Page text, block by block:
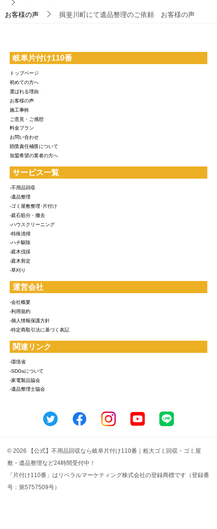
お客様の声 揖斐川町にて遺品整理のご依頼 お客様の声
岐阜片付け110番
トップページ
初めての方へ
選ばれる理由
お客様の声
施工事例
ご意見・ご感想
料金プラン
お問い合わせ
賠償責任補償について
加盟希望の業者の方へ
サービス一覧
-不用品回収
-遺品整理
-ゴミ屋敷整理･片付け
-庭石処分・撤去
-ハウスクリーニング
-特殊清掃
-ハチ駆除
-庭木伐採
-庭木剪定
-草刈り
運営会社
-会社概要
-利用規約
-個人情報保護方針
-特定商取引法に基づく表記
関連リンク
-環境省
-SDGsについて
-家電製品協会
-遺品整理士協会
© 2026 【公式】不用品回収なら岐阜片付け110番｜粗大ゴミ回収・ゴミ屋
敷・遺品整理など24時間受付中！
「片付け110番」はリベラルマーケティング株式会社の登録商標です（登録番
号：第5757509号）